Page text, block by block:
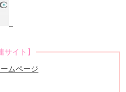
サイト】
ムページ